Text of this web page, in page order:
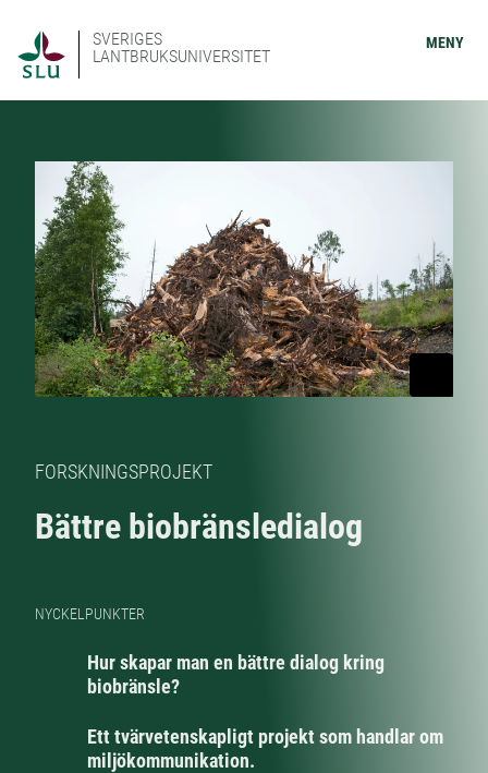
SVERIGES
LANTBRUKSUNIVERSITET
MENY
FORSKNINGSPROJEKT
Bättre biobränsledialog
NYCKELPUNKTER
Hur skapar man en bättre dialog kring
biobränsle?
Ett tvärvetenskapligt projekt som handlar om
miljökommunikation.